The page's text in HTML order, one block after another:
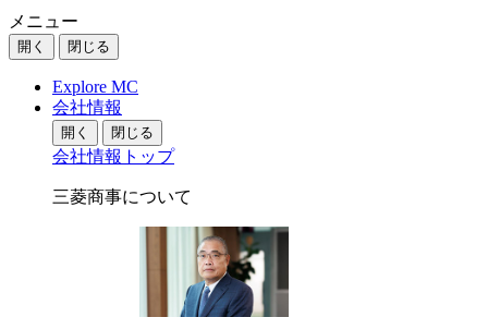
メニュー
開く 閉じる
Explore MC
会社情報
開く 閉じる
会社情報トップ
三菱商事について